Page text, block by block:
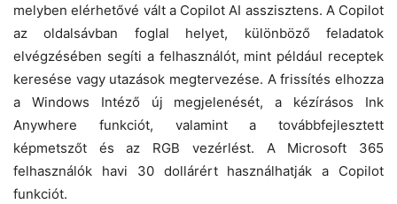
melyben elérhetővé vált a Copilot AI asszisztens. A Copilot
az oldalsávban foglal helyet, különböző feladatok
elvégzésében segíti a felhasználót, mint például receptek
keresése vagy utazások megtervezése. A frissítés elhozza
a Windows Intéző új megjelenését, a kézírásos Ink
Anywhere funkciót, valamint a továbbfejlesztett
képmetszőt és az RGB vezérlést. A Microsoft 365
felhasználók havi 30 dollárért használhatják a Copilot
funkciót.